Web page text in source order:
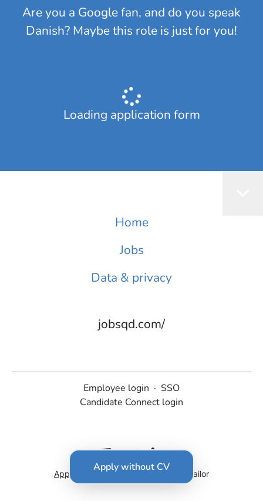
Apply without CV
Are you a Google fan, and do you speak
Danish? Maybe this role is just for you!
Loading application form
Home
Jobs
Data & privacy
jobsqd.com/
Employee login · SSO
Candidate Connect login
Applicant tracking system by Teamtailor